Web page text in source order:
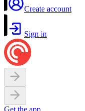
Create account
Sign in
Get the app